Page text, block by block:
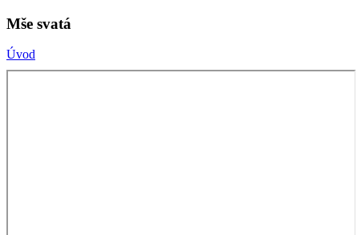
Mše svatá
Úvod